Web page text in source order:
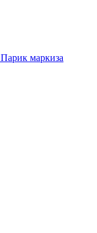
Парик маркиза